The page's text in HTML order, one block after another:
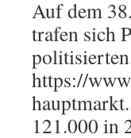
Auf dem
trafen sich
https://
121.000 in